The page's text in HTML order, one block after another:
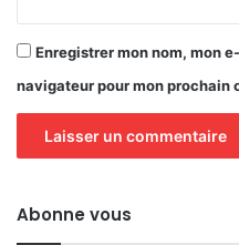
Enregistrer mon nom, mon
navigateur pour mon prochain
Abonne vous